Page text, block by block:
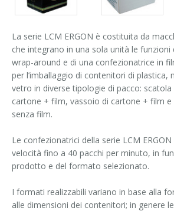
La serie LCM ERGON è costituita da
che integrano in una sola unità le funzioni
wrap-around e di una confezionatrice in
per l’imballaggio di contenitori di plastica,
vetro in diverse tipologie di pacco:
cartone + film, vassoio di cartone + film
senza film.
Le confezionatrici della serie LCM
velocità fino a 40 pacchi per minuto, in
prodotto e del formato selezionato.
I formati realizzabili variano in base alla
alle dimensioni dei contenitori; in genere